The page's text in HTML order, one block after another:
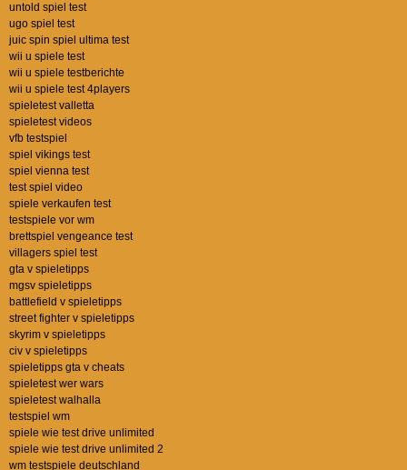
untold spiel test
ugo spiel test
juic spin spiel ultima test
wii u spiele test
wii u spiele testberichte
wii u spiele test 4players
spieletest valletta
spieletest videos
vfb testspiel
spiel vikings test
spiel vienna test
test spiel video
spiele verkaufen test
testspiele vor wm
brettspiel vengeance test
villagers spiel test
gta v spieletipps
mgsv spieletipps
battlefield v spieletipps
street fighter v spieletipps
skyrim v spieletipps
civ v spieletipps
spieletipps gta v cheats
spieletest wer wars
spieletest walhalla
testspiel wm
spiele wie test drive unlimited
spiele wie test drive unlimited 2
wm testspiele deutschland